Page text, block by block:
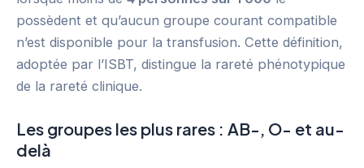
possèdent et qu’aucun groupe courant compatible
n’est disponible pour la transfusion. Cette définition,
adoptée par l’ISBT, distingue la rareté phénotypique
de la rareté clinique.
Les groupes les plus rares : AB-, O- et au-
delà